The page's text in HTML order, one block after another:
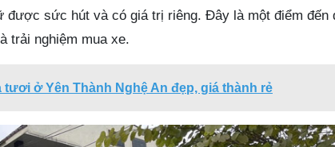
được sức hút và có giá trị riêng. Đây là một điểm đến
trải nghiệm mua xe.
tươi ở Yên Thành Nghệ An đẹp, giá thành rẻ